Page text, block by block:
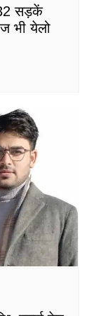
सड़कें
भी येलो